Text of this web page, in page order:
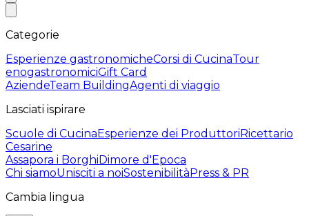
Categorie
Esperienze gastronomicheCorsi di CucinaTour
enogastronomiciGift Card
AziendeTeam BuildingAgenti di viaggio
Lasciati ispirare
Scuole di CucinaEsperienze dei ProduttoriRicettario
Cesarine
Assapora i BorghiDimore d'Epoca
Chi siamoUnisciti a noiSostenibilitàPress & PR
Cambia lingua